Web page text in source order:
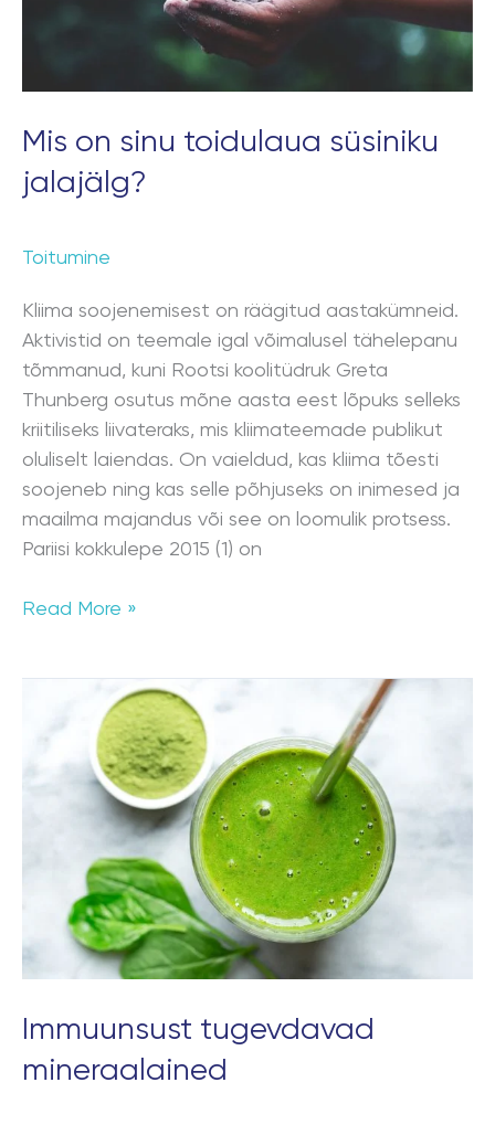
Mis on sinu toidulaua süsiniku
jalajälg?
Toitumine
Kliima soojenemisest on räägitud aastakümneid.
Aktivistid on teemale igal võimalusel tähelepanu
tõmmanud, kuni Rootsi koolitüdruk Greta
Thunberg osutus mõne aasta eest lõpuks selleks
kriitiliseks liivateraks, mis kliimateemade publikut
oluliselt laiendas. On vaieldud, kas kliima tõesti
soojeneb ning kas selle põhjuseks on inimesed ja
maailma majandus või see on loomulik protsess.
Pariisi kokkulepe 2015 (1) on
Read More »
Immuunsust tugevdavad
mineraalained
Immuunsust
tugevdavad
mineraalained